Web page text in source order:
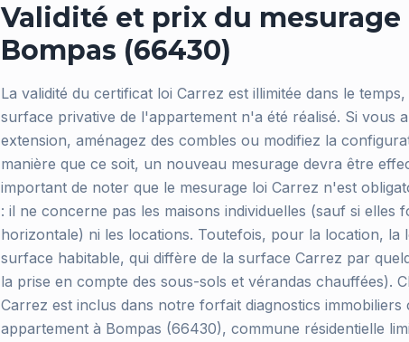
Validité et prix du mesurage
Bompas (66430)
La validité du certificat loi Carrez est illimitée dans le
surface privative de l'appartement n'a été réalisé. Si vous
extension, aménagez des combles ou modifiez la
manière que ce soit, un nouveau mesurage devra être
important de noter que le mesurage loi Carrez n'est
: il ne concerne pas les maisons individuelles (sauf si
horizontale) ni les locations. Toutefois, pour la location, la
surface habitable, qui diffère de la surface Carrez par
la prise en compte des sous-sols et vérandas chauffées).
Carrez est inclus dans notre forfait diagnostics
appartement à Bompas (66430), commune résidentielle